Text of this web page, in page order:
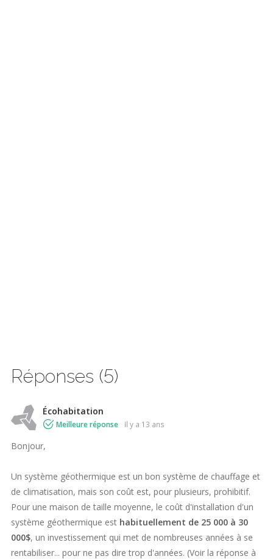
Réponses (5)
Écohabitation
Meilleure réponse il y a 13 ans
Bonjour,
Un système géothermique est un bon système de chauffage et
de climatisation, mais son coût est, pour plusieurs, prohibitif.
Pour une maison de taille moyenne, le coût d'installation d'un
système géothermique est habituellement de 25 000 à 30
000$, un investissement qui met de nombreuses années à se
rentabiliser... pour ne pas dire trop d'années. (Voir la réponse à